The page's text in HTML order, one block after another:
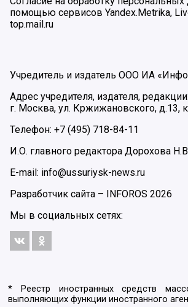
помощью сервисов Yandex.Metrika,
top.mail.ru
Учредитель и издатель ООО ИА
Адрес учредителя, издателя,
г. Москва, ул. Кржижановского, д.13,
Телефон: +7 (495) 718-84-11
И.О. главного редактора Дорохова
E-mail: info@ussuriysk-news.ru
Разработчик сайта –
INFOROS 2026
Мы в социальных сетях:
* Реестр иностранных средств
выполняющих функции иностранного